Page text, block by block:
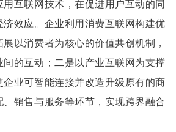
互联网技术，在促进用户互动的同
济效应。企业利用消费互联网构建优
以消费者为核心的价值共创机制，
间的互动；二是以产业互联网为支撑
企业可智能连接并改造升级原有的商
销售与服务等环节，实现跨界融合